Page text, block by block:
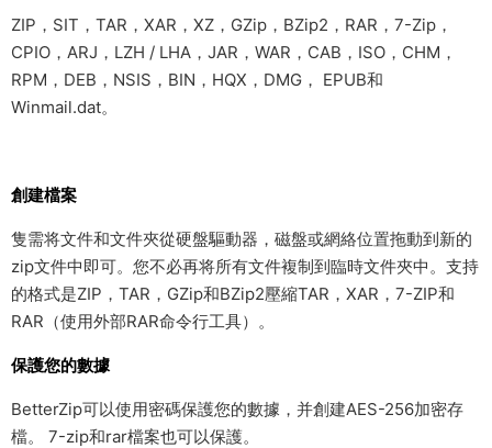
ZIP，SIT，TAR，XAR，XZ，GZip，BZip2，RAR，7-Zip，
CPIO，ARJ，LZH / LHA，JAR，WAR，CAB，ISO，CHM，
RPM，DEB，NSIS，BIN，HQX，DMG， EPUB和
Winmail.dat。
創建檔案
隻需将文件和文件夾從硬盤驅動器，磁盤或網絡位置拖動到新的
zip文件中即可。您不必再将所有文件複制到臨時文件夾中。支持
的格式是ZIP，TAR，GZip和BZip2壓縮TAR，XAR，7-ZIP和
RAR（使用外部RAR命令行工具）。
保護您的數據
BetterZip可以使用密碼保護您的數據，并創建AES-256加密存
檔。 7-zip和rar檔案也可以保護。